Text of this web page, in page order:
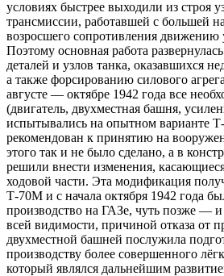
условиях быстрее выходили из строя
трансмиссии, работавшей с большей
возросшего сопротивления движению
Поэтому основная работа
деталей и узлов танка, оказавшихся
а также форсированию силового
августе — октябре 1942 года все
(двигатель, двухместная башня,
испытывались на опытном варианте
рекомендован к принятию на
этого так и не было сделано, а в
решили внести изменения,
ходовой части. Эта модификация
Т-70М и с начала октября 1942 года
производство на ГАЗе, чуть позже —
всей видимости, причиной отказа от
двухместной башней послужила
производству более совершенного
который являлся дальнейшим